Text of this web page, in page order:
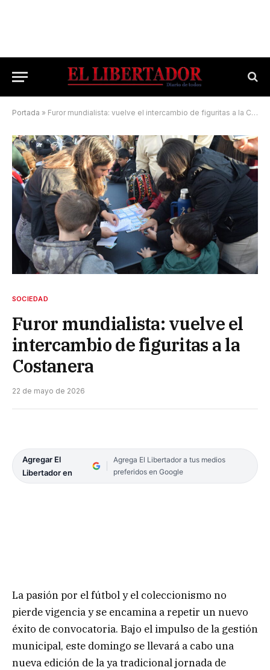
Portada » Furor mundialista: vuelve el intercambio de figuritas a la Costanera
SOCIEDAD
Furor mundialista: vuelve el
intercambio de figuritas a la
Costanera
22 de mayo de 2026
Agregar El
Libertador en
Agrega El Libertador a tus medios
preferidos en Google
La pasión por el fútbol y el coleccionismo no
pierde vigencia y se encamina a repetir un nuevo
éxito de convocatoria. Bajo el impulso de la gestión
municipal, este domingo se llevará a cabo una
nueva edición de la ya tradicional jornada de